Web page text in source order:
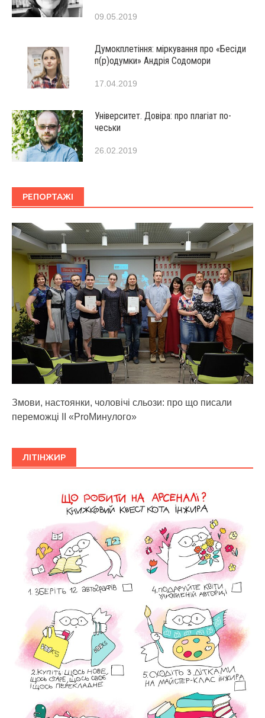
09.05.2019
Думокплетіння: міркування про «Бесіди
п(р)одумки» Андрія Содомори
17.04.2019
Університет. Довіра: про плагіат по-
чеськи
26.02.2019
РЕПОРТАЖІ
Змови, настоянки, чоловічі сльози: про що писали
переможці ІІ «ProМинулого»
ЛІТІНЖИР